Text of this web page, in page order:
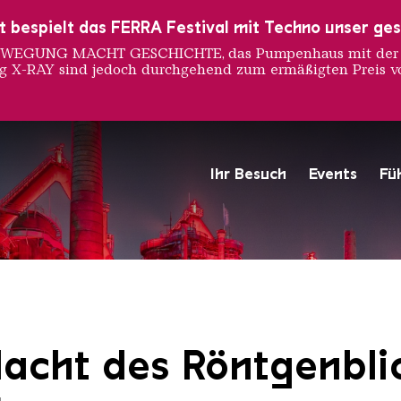
Ihr Besuch Events
Hochofengruppe in Rot
Copyright: Weltkulturerbe
des
bespielt das FERRA Festival mit Techno unser
MACHT GESCHICHTE, das Pumpenhaus mit
RAY sind jedoch durchgehend zum ermäßigten Preis